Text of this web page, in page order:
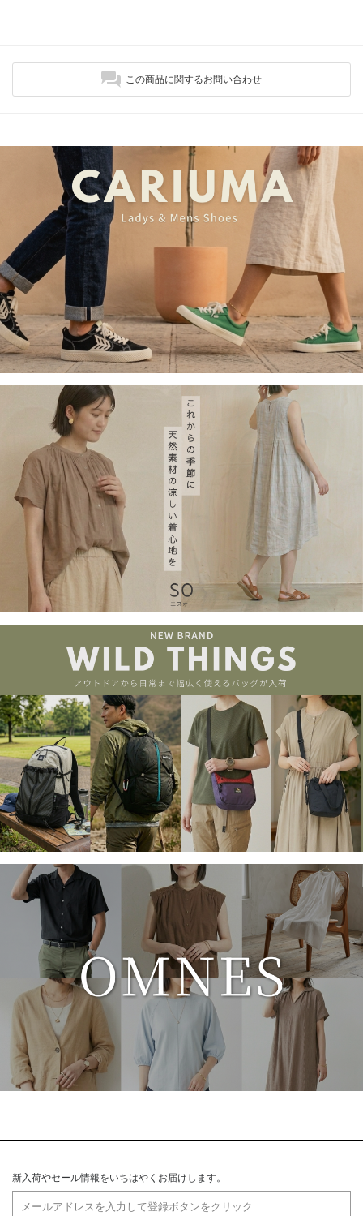
この商品に関するお問い合わせ
新入荷やセール情報をいちはやくお届けします。